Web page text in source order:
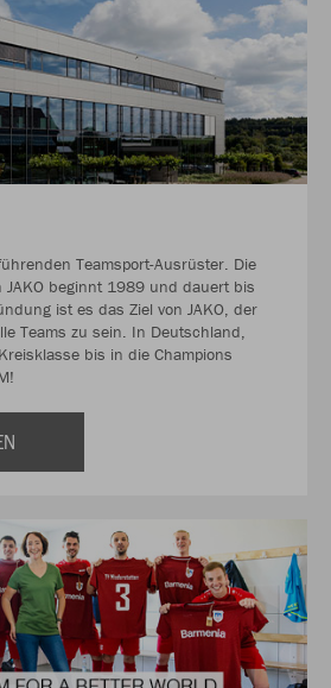
Teamsport-Ausrüster. Die
JAKO beginnt 1989 und dauert bis
ist es das Ziel von JAKO, der
Teams zu sein. In Deutschland,
bis in die Champions